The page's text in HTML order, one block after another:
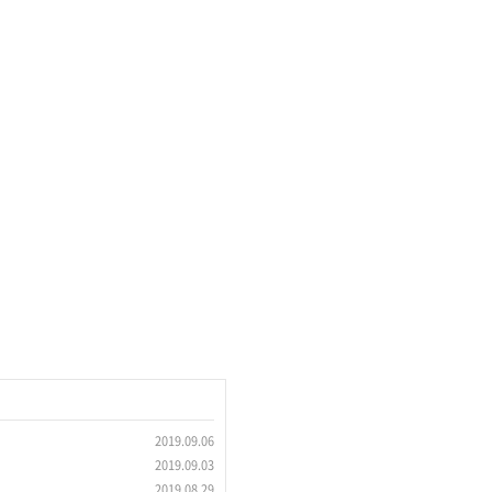
2019.09.06
2019.09.03